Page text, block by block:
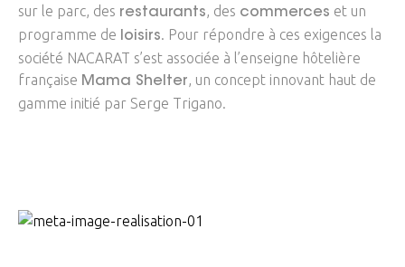
sur le parc, des restaurants, des commerces et un
programme de
loisirs. Pour répondre à ces exigences la
société NACARAT s’est associée à l’enseigne hôtelière
française Mama Shelter, un concept innovant haut de
gamme initié par Serge Trigano.